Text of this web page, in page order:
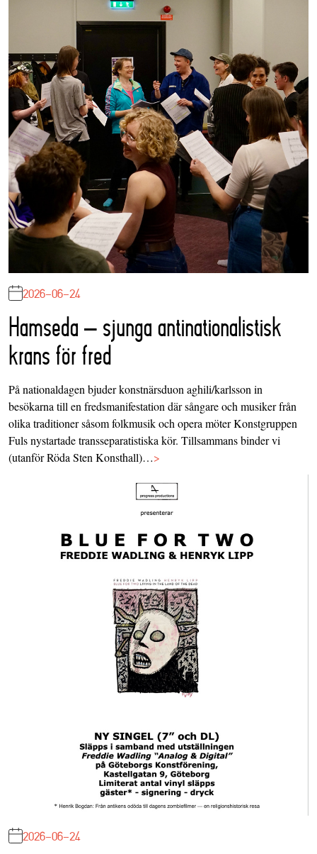
2026-06-24
Hamseda – sjunga antinationalistisk
krans för fred
På nationaldagen bjuder konstnärsduon aghili/karlsson in
besökarna till en fredsmanifestation där sångare och musiker från
olika traditioner såsom folkmusik och opera möter Konstgruppen
Fuls nystartade transseparatistiska kör. Tillsammans binder vi
(utanför Röda Sten Konsthall)…>
2026-06-24